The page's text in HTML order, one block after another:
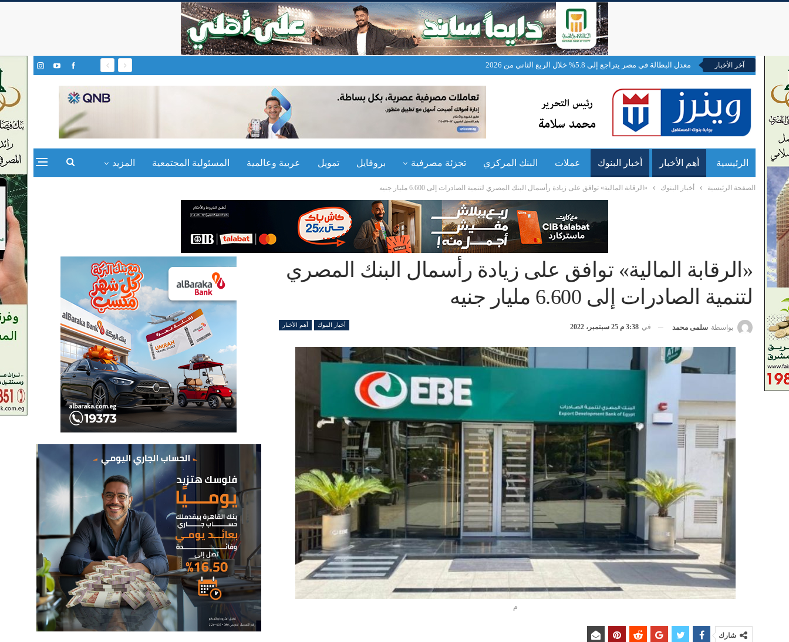
آخر الأخبار معدل البطالة في مصر يتراجع إلى 5.8% خلال الربع الثاني من 2026
الرئيسية أهم الأخبار أخبار البنوك عملات البنك المركزي تجزئة مصرفية بروفايل تمويل عربية وعالمية المسئولية المجتمعية المزيد
الصفحة الرئيسية أخبار البنوك «الرقابة المالية» توافق على زيادة رأسمال البنك المصري لتنمية الصادرات إلى 6.600 مليار جنيه
«الرقابة المالية» توافق على زيادة رأسمال البنك المصري
لتنمية الصادرات إلى 6.600 مليار جنيه
أخبار البنوك أهم الأخبار بواسطة سلمى محمد في 3:38 م 25 سبتمبر، 2022
م
شارك